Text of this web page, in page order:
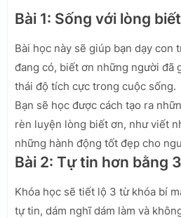
Bài 1: Sống với lòng
Bài học này sẽ giúp bạn dạy con
đang có, biết ơn những người đã
thái độ tích cực trong cuộc sống.
Bạn sẽ học được cách tạo ra
rèn luyện lòng biết ơn, như viết
những hành động tốt đẹp cho
Bài 2: Tự tin hơn bằng
Khóa học sẽ tiết lộ 3 từ khóa bí
tự tin, dám nghĩ dám làm và